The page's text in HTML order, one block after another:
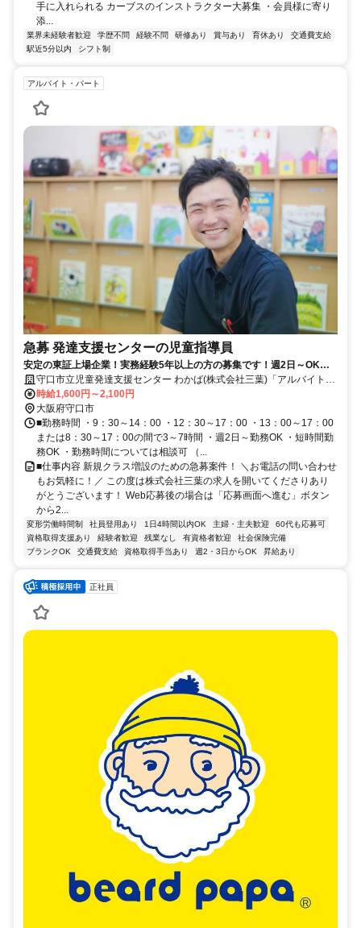
手に入れられる カーブスのインストラクター大募集 ・会員様に寄り
添...
業界未経験者歓迎 学歴不問 経験不問 研修あり 賞与あり 育休あり
交通費支給
駅近5分以内
シフト制
アルバイト・パート
急募 発達支援センターの児童指導員
安定の東証上場企業！実務経験5年以上の方の募集です！週2日～OK！
残業なし！短時間勤務OK！
守口市立児童発達支援センター わかば(株式会社三葉)「アルバイト・
パート」
時給1,600円～2,100円
大阪府守口市
■勤務時間 ・9：30～14：00 ・12：30～17：00 ・13：00～17：00
または8：30～17：00の間で3～7時間 ・週2日～勤務OK ・短時間勤
務OK ・勤務時間については相談可 （...
■仕事内容 新規クラス増設のための急募案件！ ＼お電話の問い合わせ
もお気軽に！／ この度は株式会社三葉の求人を開いてくださりあり
がとうございます！ Web応募後の場合は「応募画面へ進む」ボタン
から2...
変形労働時間制 社員登用あり 1日4時間以内OK 主婦・主夫歓迎
60代も応募可
資格取得支援あり
経験者歓迎 残業なし 有資格者歓迎
社会保険完備
ブランクOK
交通費支給 資格取得手当あり 週2・3日からOK 昇給あり
正社員